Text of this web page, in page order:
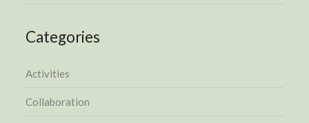
Categories
Activities
Collaboration